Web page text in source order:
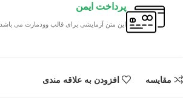
پرداخت ایمن
این متن آزمایشی برای قالب وودمارت می باشد
مقایسه افزودن به علاقه مندی